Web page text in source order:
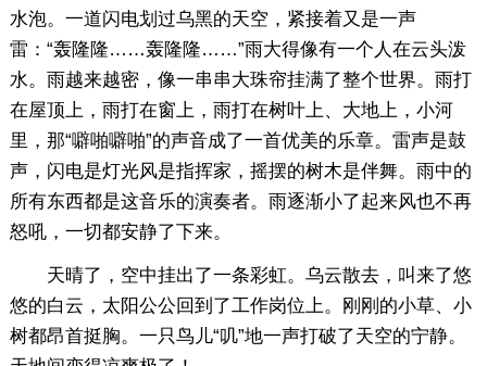
水泡。一道闪电划过乌黑的天空，紧接着又是一声
雷：“轰隆隆……轰隆隆……”雨大得像有一个人在云头泼
水。雨越来越密，像一串串大珠帘挂满了整个世界。雨打
在屋顶上，雨打在窗上，雨打在树叶上、大地上，小河
里，那“噼啪噼啪”的声音成了一首优美的乐章。雷声是鼓
声，闪电是灯光风是指挥家，摇摆的树木是伴舞。雨中的
所有东西都是这音乐的演奏者。雨逐渐小了起来风也不再
怒吼，一切都安静了下来。
天晴了，空中挂出了一条彩虹。乌云散去，叫来了悠
悠的白云，太阳公公回到了工作岗位上。刚刚的小草、小
树都昂首挺胸。一只鸟儿“叽”地一声打破了天空的宁静。